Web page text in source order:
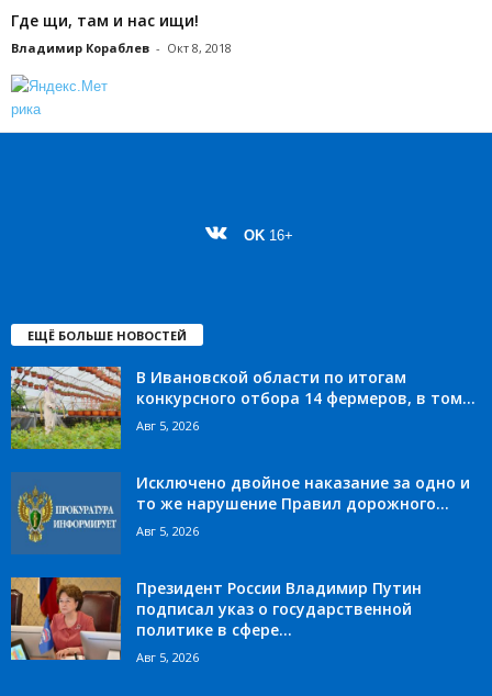
Где щи, там и нас ищи!
Владимир Кораблев - Окт 8, 2018
OK 16+
ЕЩЁ БОЛЬШЕ НОВОСТЕЙ
В Ивановской области по итогам
конкурсного отбора 14 фермеров, в том...
Авг 5, 2026
Исключено двойное наказание за одно и
то же нарушение Правил дорожного...
Авг 5, 2026
Президент России Владимир Путин
подписал указ о государственной
политике в сфере...
Авг 5, 2026